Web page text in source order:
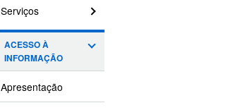
Serviços
ACESSO À
INFORMAÇÃO
Apresentação